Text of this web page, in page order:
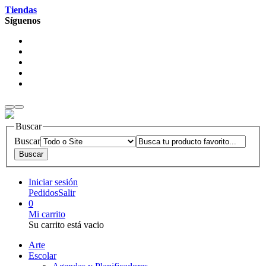
Tiendas
Síguenos
Buscar
Buscar
Iniciar sesión
PedidosSalir
0
Mi carrito
Su carrito está vacio
Arte
Escolar